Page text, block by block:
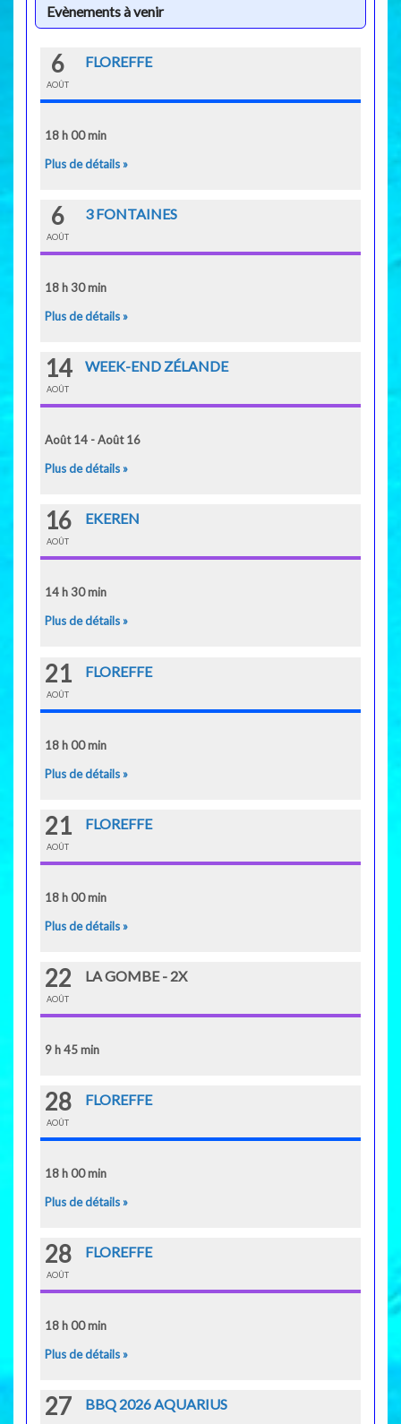
Evènements à venir
6
AOÛT
FLOREFFE
18 h 00 min
Plus de détails »
6
AOÛT
3 FONTAINES
18 h 30 min
Plus de détails »
14
AOÛT
WEEK-END ZÉLANDE
Août 14 - Août 16
Plus de détails »
16
AOÛT
EKEREN
14 h 30 min
Plus de détails »
21
AOÛT
FLOREFFE
18 h 00 min
Plus de détails »
21
AOÛT
FLOREFFE
18 h 00 min
Plus de détails »
22
AOÛT
LA GOMBE - 2X
9 h 45 min
28
AOÛT
FLOREFFE
18 h 00 min
Plus de détails »
28
AOÛT
FLOREFFE
18 h 00 min
Plus de détails »
27 BBQ 2026 AQUARIUS